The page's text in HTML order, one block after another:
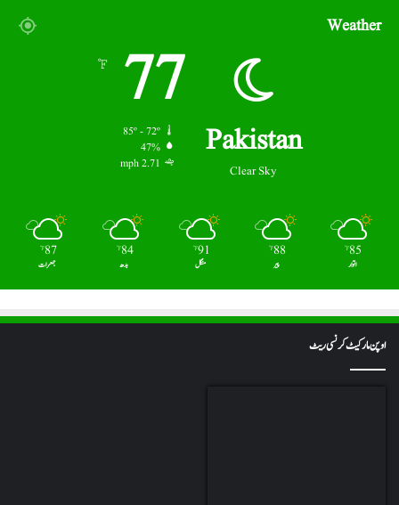
Weather
Pakistan
Clear Sky
77
℉
85º - 72º
47%
2.71 mph
85
℉
اتوار
88
℉
پیر
91
℉
منگل
84
℉
بدھ
87
℉
جمعرات
اوپن مارکیٹ کرنسی ریٹ